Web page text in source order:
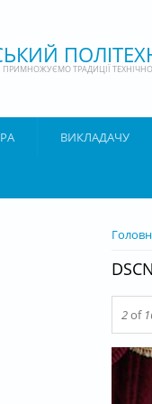
ПРИМНОЖУЄМО ТРАДИЦІЇ
ВИКЛАДАЧУ
ВИ Є
2of